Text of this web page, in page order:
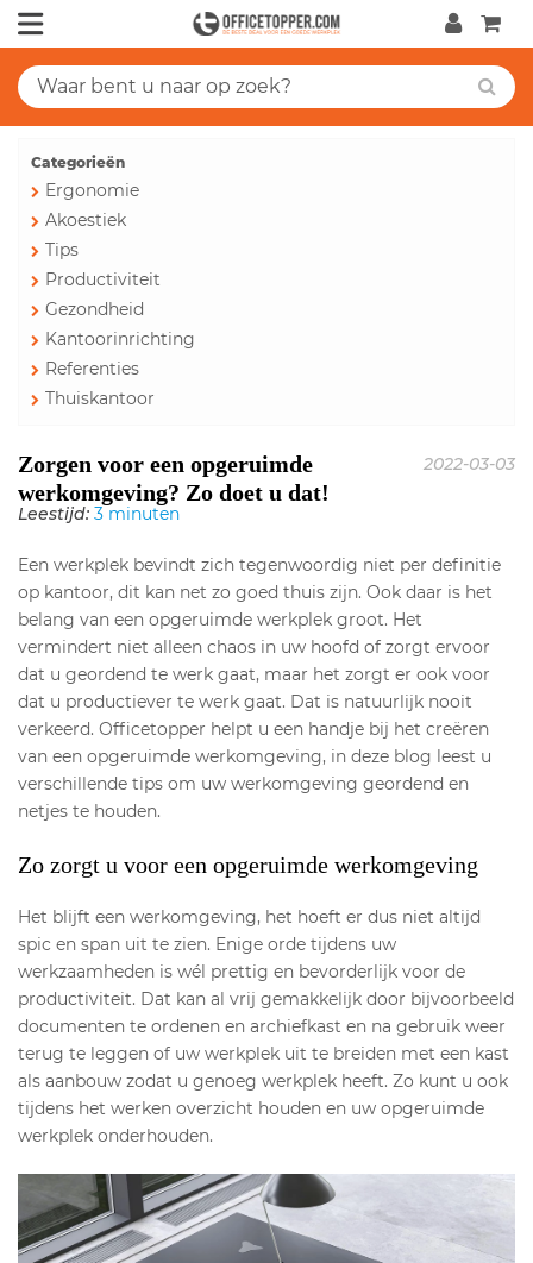
Categorieën
Ergonomie
Akoestiek
Tips
Productiviteit
Gezondheid
Kantoorinrichting
Referenties
Thuiskantoor
Zorgen voor een opgeruimde
werkomgeving? Zo doet u dat!
2022-03-03
Leestijd: 3 minuten
Een werkplek bevindt zich tegenwoordig niet per definitie
op kantoor, dit kan net zo goed thuis zijn. Ook daar is het
belang van een opgeruimde werkplek groot. Het
vermindert niet alleen chaos in uw hoofd of zorgt ervoor
dat u geordend te werk gaat, maar het zorgt er ook voor
dat u productiever te werk gaat. Dat is natuurlijk nooit
verkeerd. Officetopper helpt u een handje bij het creëren
van een opgeruimde werkomgeving, in deze blog leest u
verschillende tips om uw werkomgeving geordend en
netjes te houden.
Zo zorgt u voor een opgeruimde werkomgeving
Het blijft een werkomgeving, het hoeft er dus niet altijd
spic en span uit te zien. Enige orde tijdens uw
werkzaamheden is wél prettig en bevorderlijk voor de
productiviteit. Dat kan al vrij gemakkelijk door bijvoorbeeld
documenten te ordenen en archiefkast en na gebruik weer
terug te leggen of uw werkplek uit te breiden met een kast
als aanbouw zodat u genoeg werkplek heeft. Zo kunt u ook
tijdens het werken overzicht houden en uw opgeruimde
werkplek onderhouden.